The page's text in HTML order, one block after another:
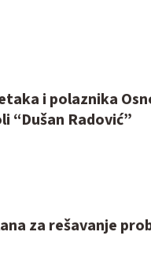
i polaznika
“Dušan Radović”
za rešavanje